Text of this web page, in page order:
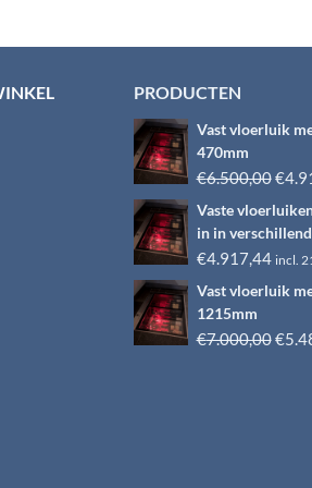
PRODUCTEN
Vast vloerluik
470mm
€6.500,00
prijs
was:
€
Vaste
in in
€4.917,44 incl.
Vast vloerluik
1215mm
€7.000,00€